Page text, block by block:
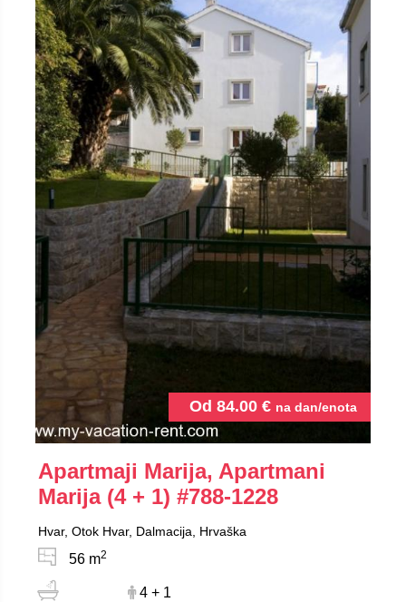
Od 84.00 € na dan/enota
Apartmaji Marija, Apartmani
Marija (4 + 1) #788-1228
Hvar, Otok Hvar, Dalmacija, Hrvaška
56 m2
4 + 1